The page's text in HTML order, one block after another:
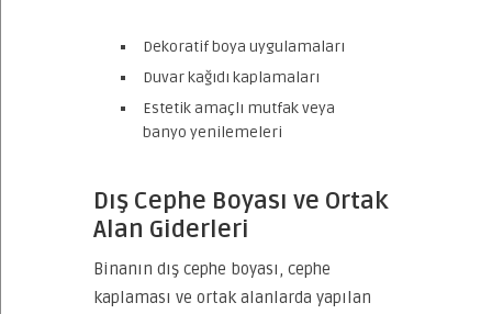
Dekoratif boya uygulamaları
Duvar kağıdı kaplamaları
Estetik amaçlı mutfak veya
banyo yenilemeleri
Dış Cephe Boyası ve Ortak
Alan Giderleri
Binanın dış cephe boyası, cephe
kaplaması ve ortak alanlarda yapılan